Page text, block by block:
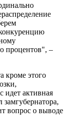
процентов", –
кроме этого
идет активная
вопрос о выводе